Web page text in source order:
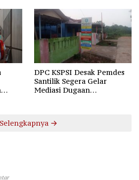
DPC KSPSI Desak Pemdes
Santilik Segera Gelar
Mediasi Dugaan
Selengkapnya